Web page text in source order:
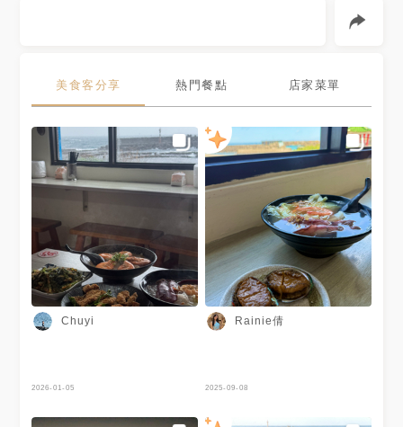
美食客分享 熱門餐點 店家菜單
Chuyi
2026-01-05
Rainie倩
2025-09-08